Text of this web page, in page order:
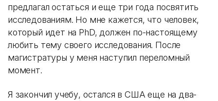
предлагал остаться и еще три года посвятить
исследованиям. Но мне кажется, что человек,
который идет на PhD, должен по-настоящему
любить тему своего исследования. После
магистратуры у меня наступил переломный
момент.
Я закончил учебу, остался в США еще на два-